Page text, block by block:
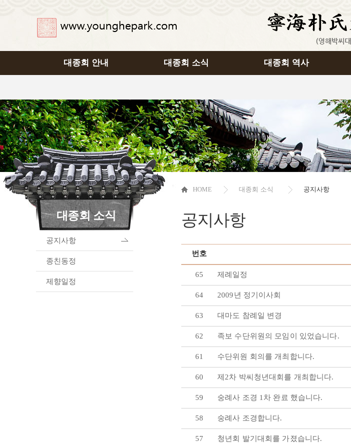
대종회 안내 대종회 소식 대종회 역사
HOME 대종회 소식 공지사항
대종회 소식
공지사항
종친동정
제향일정
공지사항
번호
65 제례일정
64 2009년 정기이사회
63 대마도 참례일 변경
62 족보 수단위원의 모임이 있었습니다.
61 수단위원 회의를 개최합니다.
60 제2차 박씨청년대회를 개최합니다.
59 숭례사 조경 1차 완료 했습니다.
58 숭례사 조경합니다.
57 청년회 발기대회를 가졌습니다.